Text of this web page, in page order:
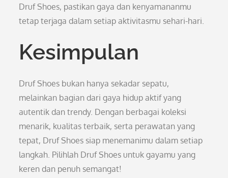
Druf Shoes, pastikan gaya dan kenyamananmu
tetap terjaga dalam setiap aktivitasmu sehari-hari.
Kesimpulan
Druf Shoes bukan hanya sekadar sepatu,
melainkan bagian dari gaya hidup aktif yang
autentik dan trendy. Dengan berbagai koleksi
menarik, kualitas terbaik, serta perawatan yang
tepat, Druf Shoes siap menemanimu dalam setiap
langkah. Pilihlah Druf Shoes untuk gayamu yang
keren dan penuh semangat!